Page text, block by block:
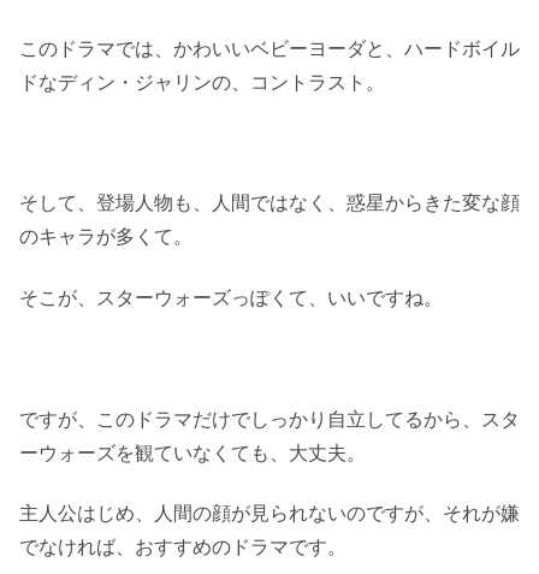
このドラマでは、かわいいベビーヨーダと、ハードボイル
ドなディン・ジャリンの、コントラスト。
そして、登場人物も、人間ではなく、惑星からきた変な顔
のキャラが多くて。
そこが、スターウォーズっぽくて、いいですね。
ですが、このドラマだけでしっかり自立してるから、スタ
ーウォーズを観ていなくても、大丈夫。
主人公はじめ、人間の顔が見られないのですが、それが嫌
でなければ、おすすめのドラマです。